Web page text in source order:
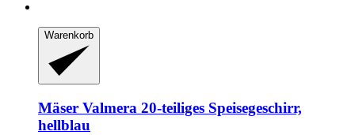
Warenkorb
Mäser Valmera 20-​teiliges Speisegeschirr,
hellblau